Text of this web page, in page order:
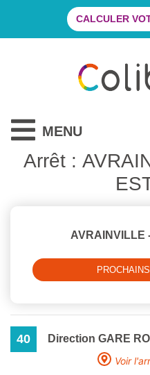
CALCULER
MENU
Arrêt :
AVRAINVILLE
40
Direction GARE
Voir